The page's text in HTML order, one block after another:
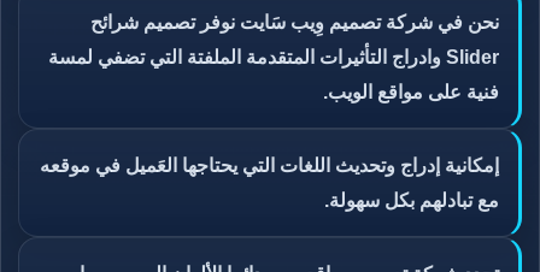
نحن في شركة تصميم وِيب سَايت نوفر تصميم شرائح
Slider وادراج التأثيرات المتقدمة الملفتة التي تضفي لمسة
فنية على مواقع الويب.
إمكانية إدراج وتحديث اللغات التي يحتاجها العَميل في موقعه
مع تبادلهم بكل سهولة.